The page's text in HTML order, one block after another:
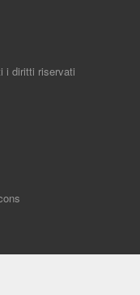
i diritti riservati